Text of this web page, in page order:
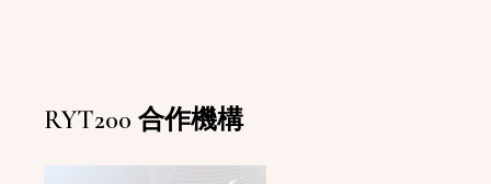
RYT200 合作機構